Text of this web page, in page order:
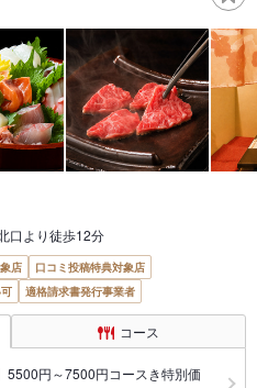
口より徒歩12分
店
口コミ投稿特典対象店
適格請求書発行事業者
コース
5500円～7500円コースき特別価